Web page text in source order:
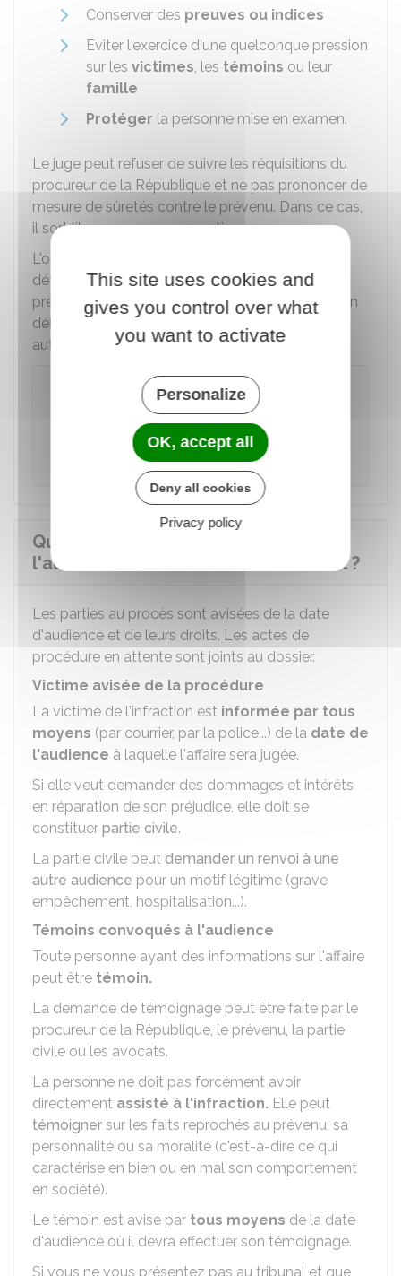
Conserver des preuves ou indices
Eviter l'exercice d'une quelconque pression
sur les victimes, les témoins ou leur
famille
Protéger la personne mise en examen.
Le juge peut refuser de suivre les réquisitions du
procureur de la République et ne pas prononcer de
mesure de sûretés contre le prévenu. Dans ce cas,
il sort libre avec sa convocation.
L'ordonnance du juge des libertés et de la
détention saisit letribunal correctionnel. Le
prévenu devra comparaîtreau plus tarddans un
délai de2 mois. Passé ce délai, il est
automatiquement mis fin à la mesure
L'ordonnance rendue par le JLD peut faire
appeldevant la chambre de
l'instruction dans un délai de 10 jours.
Que se passe-t-il en attendant
l'audience du tribunal correctionnel ?
Les parties au procès sont avisées de la date
d'audience et de leurs droits. Les actes de
procédure en attente sont joints au dossier.
Victime avisée de la procédure
La victime de l'infraction est informée par tous
moyens (par courrier, par la police...) de la date de
l'audience à laquelle l'affaire sera jugée.
Si elle veut demander des dommages et intérêts
en réparation de son préjudice, elle doit se
constituer partie civile.
La partie civile peut demander un renvoi à une
autre audience pour un motif légitime (grave
empêchement, hospitalisation...).
Témoins convoqués à l'audience
Toute personne ayant des informations sur l'affaire
peut être témoin.
La demande de témoignage peut être faite par le
procureur de la République, le prévenu, la partie
civile ou les avocats.
La personne ne doit pas forcément avoir
directement assisté à l'infraction. Elle peut
témoigner sur les faits reprochés au prévenu, sa
personnalité ou sa moralité (c'est-à-dire ce qui
caractérise en bien ou en mal son comportement
en société).
Le témoin est avisé par tous moyens de la date
d'audience où il devra effectuer son témoignage.
Si vous ne vous présentez pas au tribunal et que
This site uses cookies and
gives you control over what
you want to activate
Personalize
OK, accept all
Deny all cookies
Privacy policy